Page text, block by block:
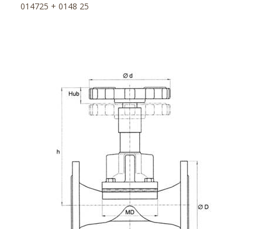
014725 + 0148 25